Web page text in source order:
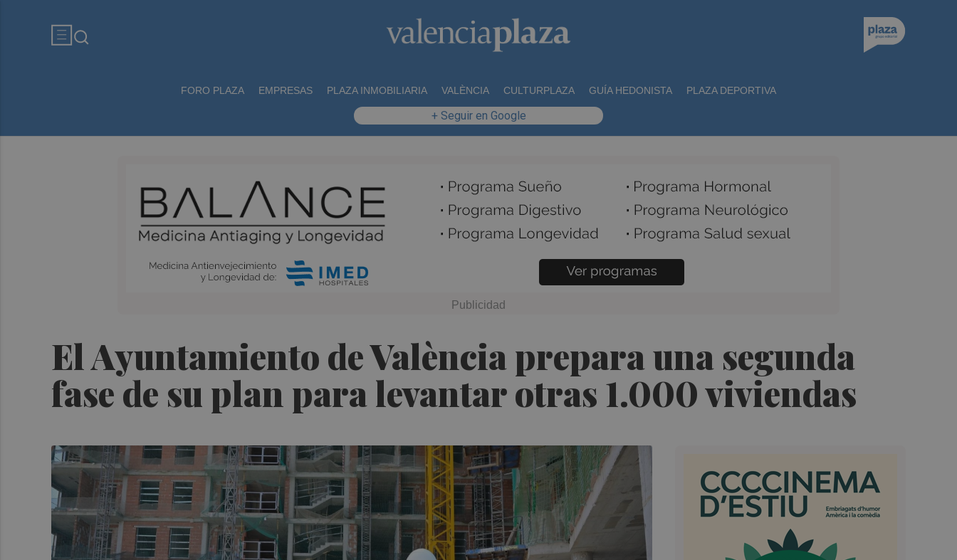
FORO PLAZA EMPRESAS PLAZA INMOBILIARIA VALÈNCIA CULTURPLAZA GUÍA HEDONISTA PLAZA DEPORTIVA
+ Seguir en Google
El Ayuntamiento de València prepara una segunda
fase de su plan para levantar otras 1.000 viviendas